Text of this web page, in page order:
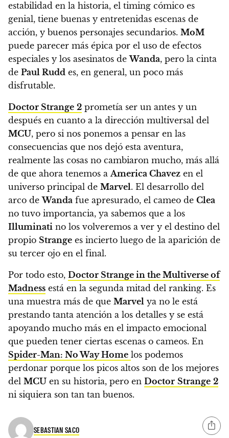
estabilidad en la historia, el timing cómico es
genial, tiene buenas y entretenidas escenas de
acción, y buenos personajes secundarios. MoM
puede parecer más épica por el uso de efectos
especiales y los asesinatos deWanda, pero la cinta
de Paul Rudd es, en general, un poco más
disfrutable.
Doctor Strange 2 prometía ser un antes y un
después en cuanto a la dirección multiversal del
MCU, pero si nos ponemos a pensar en las
consecuencias que nos dejó esta aventura,
realmente las cosas no cambiaron mucho, más allá
de que ahora tenemos aAmerica Chavez en el
universo principal de Marvel. El desarrollo del
arco deWanda fue apresurado, el cameo de Clea
no tuvo importancia, ya sabemos que a los
Illuminati no los volveremos a ver y el destino del
propio Strange es incierto luego de la aparición de
su tercer ojo en el final.
Por todo esto, Doctor Strange in the Multiverse of
Madness está en la segunda mitad del ranking. Es
una muestra más de que Marvel ya no le está
prestando tanta atención a los detalles y se está
apoyando mucho más en el impacto emocional
que pueden tener ciertas escenas o cameos. En
Spider-Man: No Way Home los podemos
perdonar porque los picos altos son de los mejores
del MCU en su historia, pero en Doctor Strange 2
ni siquiera son tan tan buenos.
SEBASTIAN SACO